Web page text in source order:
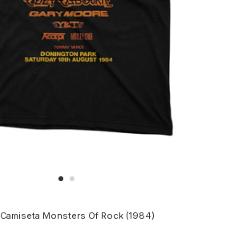
Camiseta Monsters Of Rock (1984)